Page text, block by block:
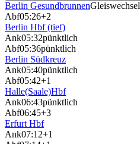
Berlin GesundbrunnenGleiswechsel
Abf05:26+2
Berlin Hbf (tief)
Ank05:32pünktlich
Abf05:36pünktlich
Berlin Südkreuz
Ank05:40pünktlich
Abf05:42+1
Halle(Saale)Hbf
Ank06:43pünktlich
Abf06:45+3
Erfurt Hbf
Ank07:12+1